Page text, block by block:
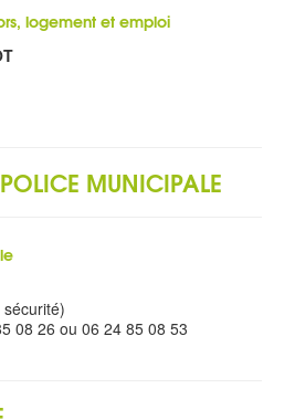
logement et emploi
MUNICIPALE
08 26 ou 06 24 85 08 53